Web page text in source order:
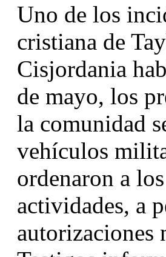
Uno de los
cristiana de
Cisjordania
de mayo, los
la comunidad
vehículos
ordenaron a
actividades, a
autorizaciones